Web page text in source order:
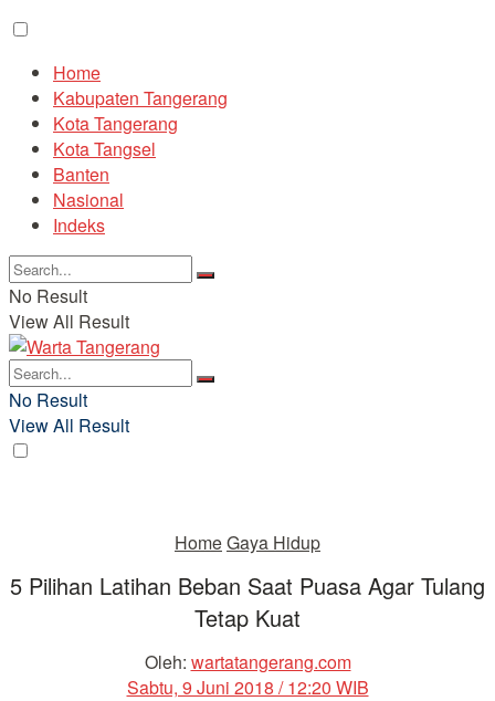
Home
Kabupaten Tangerang
Kota Tangerang
Kota Tangsel
Banten
Nasional
Indeks
No Result
View All Result
No Result
View All Result
HomeGaya Hidup
5 Pilihan Latihan Beban Saat Puasa Agar Tulang
Tetap Kuat
Oleh: wartatangerang.com
Sabtu, 9 Juni 2018 / 12:20 WIB